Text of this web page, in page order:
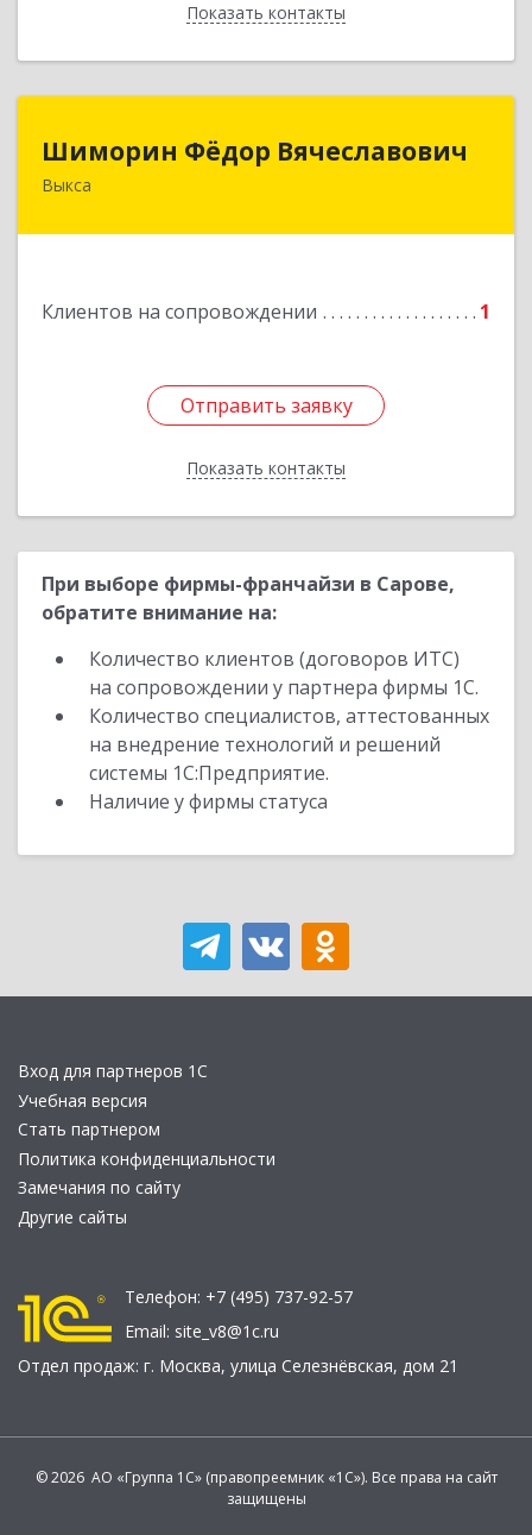
Показать контакты
Назад
Шиморин Фёдор Вячеславович
Выкса
Клиентов на сопровождении 1
Отправить заявку
Показать контакты
Шиморин Фёдор Вячеславович
Отправить заявку
Назад
При выборе фирмы-франчайзи в Сарове,
обратите внимание на:
Количество клиентов (договоров ИТС)
на сопровождении у партнера фирмы 1С.
Количество специалистов, аттестованных
на внедрение технологий и решений
системы 1С:Предприятие.
Наличие у фирмы статуса
Вход для партнеров 1С
Учебная версия
Стать партнером
Политика конфиденциальности
Замечания по сайту
Другие сайты
Телефон: +7 (495) 737-92-57
Email: site_v8@1c.ru
Отдел продаж: г. Москва, улица Селезнёвская, дом 21
© 2026 АО «Группа 1С» (правопреемник «1С»). Все права на сайт
защищены